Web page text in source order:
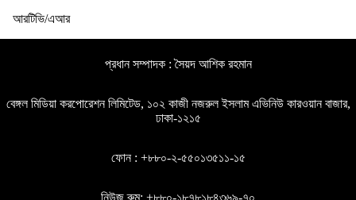
আরটিভি/এআর
প্রধান সম্পাদক : সৈয়দ আশিক রহমান
বেঙ্গল মিডিয়া করপোরেশন লিমিটেড, ১০২ কাজী নজরুল ইসলাম এভিনিউ কারওয়ান বাজার,
ঢাকা-১২১৫
ফোন : +৮৮০-২-৫৫০১৩৫১১-১৫
নিউজ রুম: +৮৮০-১৮৭৮১৮৪৩৬৯-৭০